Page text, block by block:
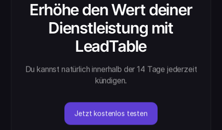
Erhöhe den Wert deiner
Dienstleistung mit
LeadTable
Du kannst natürlich innerhalb der 14 Tage jederzeit
kündigen.
Jetzt kostenlos testen